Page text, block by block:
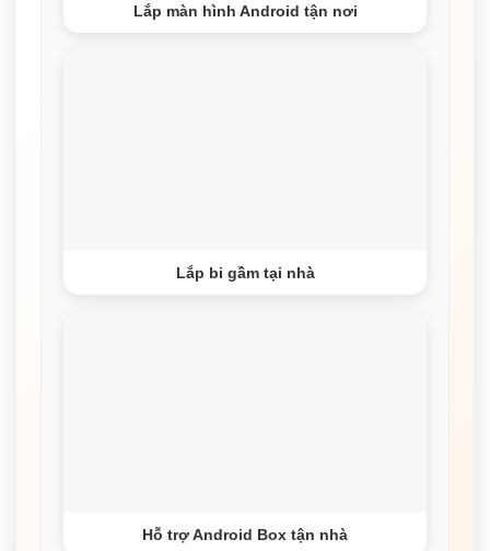
Lắp màn hình Android tận nơi
Lắp bi gầm tại nhà
Hỗ trợ Android Box tận nhà